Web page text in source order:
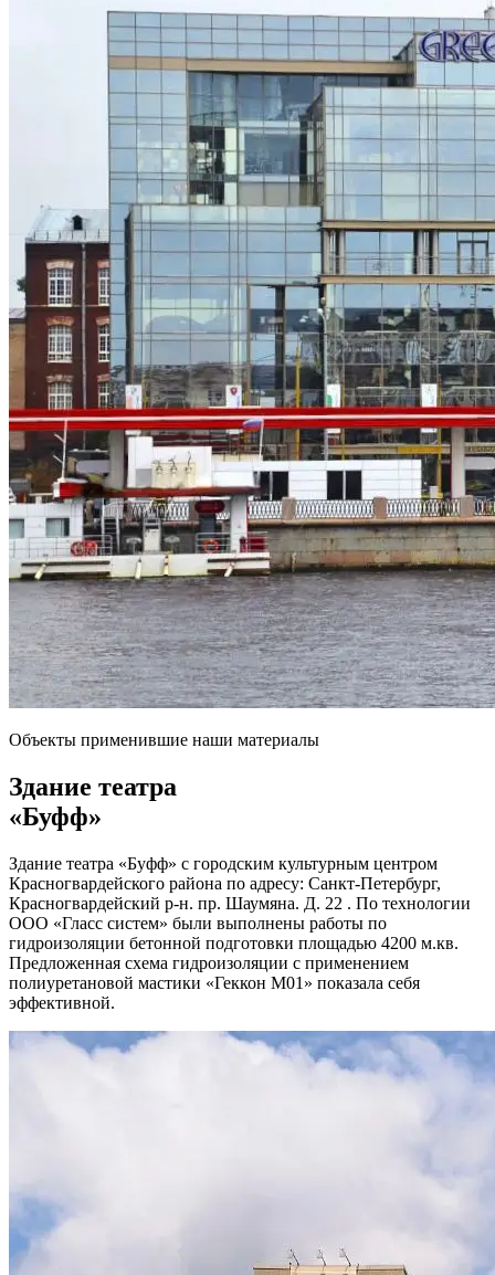
Объекты применившие наши материалы
Здание театра
«Буфф»
Здание театра «Буфф» с городским культурным центром
Красногвардейского района по адресу: Санкт-Петербург,
Красногвардейский р-н. пр. Шаумяна. Д. 22 . По технологии
ООО «Гласс систем» были выполнены работы по
гидроизоляции бетонной подготовки площадью 4200 м.кв.
Предложенная схема гидроизоляции с применением
полиуретановой мастики «Геккон М01» показала себя
эффективной.